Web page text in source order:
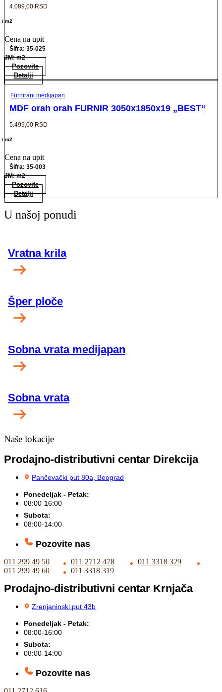
4.089,00 RSD
/ m2
Cena na upit
Šifra: 35-025
JM: m2
Pozovite
Detalji
Furnirani medijapan
MDF orah orah FURNIR 3050x1850x19 „BEST“
5.499,00 RSD
/ m2
Cena na upit
Šifra: 35-003
JM: m2
Pozovite
Detalji
U našoj ponudi
Vratna krila
Šper ploče
Sobna vrata medijapan
Sobna vrata
Naše lokacije
Prodajno-distributivni centar Direkcija
Pančevački put 80a, Beograd
Ponedeljak - Petak:
08:00-16:00
Subota:
08:00-14:00
Pozovite nas
011 299 49 50 011 2712 478
011 3318 329
011 299 49 60
011 3318 319
Prodajno-distributivni centar Krnjača
Zrenjaninski put 43b
Ponedeljak - Petak:
08:00-16:00
Subota:
08:00-14:00
Pozovite nas